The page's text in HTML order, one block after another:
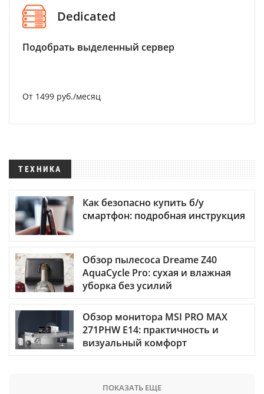
Dedicated
Подобрать выделенный сервер
От 1499 руб./месяц
ТЕХНИКА
Как безопасно купить б/у
смартфон: подробная инструкция
Обзор пылесоса Dreame Z40
AquaCycle Pro: сухая и влажная
уборка без усилий
Обзор монитора MSI PRO MAX
271PHW E14: практичность и
визуальный комфорт
ПОКАЗАТЬ ЕЩЕ